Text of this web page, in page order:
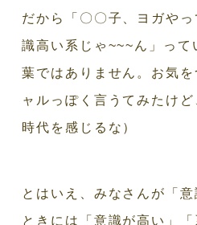
だから「〇〇子、ヨガや
識高い系じゃ~~~ん」って
葉ではありません。お気
ャルっぽく言うてみたけ
時代を感じるな）
とはいえ、みなさんが「
ときには「意識が高い」